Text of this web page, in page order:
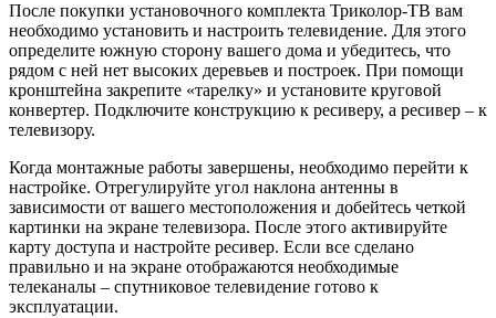
После покупки установочного комплекта Триколор-ТВ вам
необходимо установить и настроить телевидение. Для этого
определите южную сторону вашего дома и убедитесь, что
рядом с ней нет высоких деревьев и построек. При помощи
кронштейна закрепите «тарелку» и установите круговой
конвертер. Подключите конструкцию к ресиверу, а ресивер – к
телевизору.
Когда монтажные работы завершены, необходимо перейти к
настройке. Отрегулируйте угол наклона антенны в
зависимости от вашего местоположения и добейтесь четкой
картинки на экране телевизора. После этого активируйте
карту доступа и настройте ресивер. Если все сделано
правильно и на экране отображаются необходимые
телеканалы – спутниковое телевидение готово к
эксплуатации.